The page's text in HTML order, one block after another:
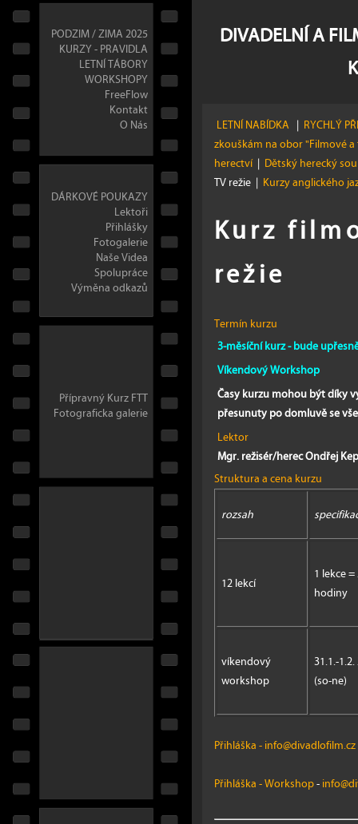
PODZIM / ZIMA 2025
KURZY - PRAVIDLA
LETNÍ TÁBORY
WORKSHOPY
FreeFlow
Kontakt
O Nás
DÁRKOVÉ POUKAZY
Lektoři
Přihlášky
Fotogalerie
Naše Videa
Spolupráce
Výměna odkazů
Přípravný Kurz FTT
Fotograficka galerie
DIVADELNÍ A
LETNÍ NABÍDKA | RYCHLÝ
zkouškám na obor "Filmové
herectví | Dětský herecký
TV režie | Kurzy anglického
Kurz
režie
Termín kurzu
3-měsíční kurz - bude
Víkendový Workshop
Časy kurzu mohou být díky
přesunuty po domluvě se
Lektor
Mgr. režisér/herec Ondřej
Struktura a cena kurzu
rozsah
12 lekcí
1 lekce =
hodiny
víkendový
workshop
31.1.-
(so-ne)
Přihláška-info@divadlofilm.cz
Přihláška - Workshop-